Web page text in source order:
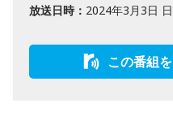
放送日時： 2024年3月3日
この番組